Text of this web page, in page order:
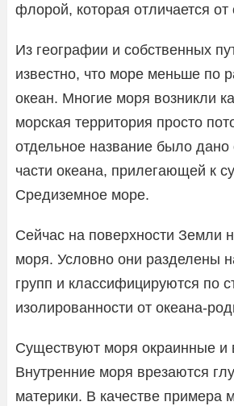
флорой, которая отличается от
Из географии и собственных
известно, что море меньше по
океан. Многие моря возникли
морская территория просто
отдельное название было дано
части океана, прилегающей к
Средиземное море.
Сейчас на поверхности Земли
моря. Условно они разделены
групп и классифицируются по
изолированности от океана-
Существуют моря окраинные и
Внутренние моря врезаются
материки. В качестве примера